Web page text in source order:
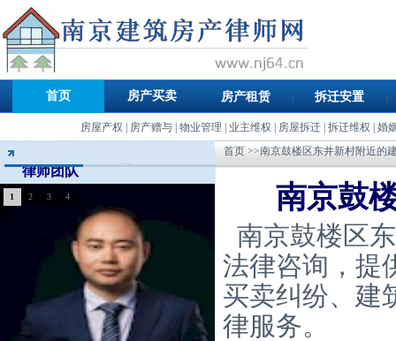
首页 房产买卖 房产租赁 拆迁安置
房屋产权 房产赠与 |物业管理 |业主维权 房屋拆迁 |拆迁维权 |婚
律师团队
1 2 3 4
首页 >>南京鼓楼区东井新村附近的
南京鼓
南京鼓楼区
法律咨询，提
买卖纠纷、建
律服务。